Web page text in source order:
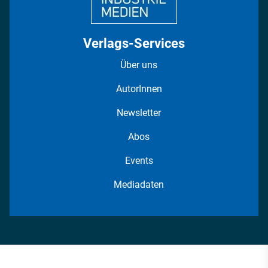
Verlags-Services
Über uns
AutorInnen
Newsletter
Abos
Events
Mediadaten